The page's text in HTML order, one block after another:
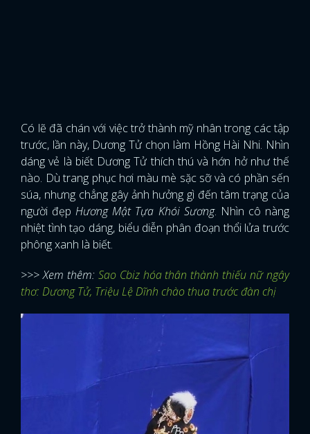
Có lẽ đã chán với việc trở thành mỹ nhân trong các tập
trước, lần này, Dương Tử chọn làm Hồng Hài Nhi. Nhìn
dáng vẻ là biết Dương Tử thích thú và hớn hở như thế
nào. Dù trang phục hơi màu mè sặc sỡ và có phần sến
súa, nhưng chẳng gây ảnh hưởng gì đến tâm trạng của
người đẹpHương Mật Tựa Khói Sương. Nhìn cô nàng
nhiệt tình tạo dáng, biểu diễn phân đoạn thổi lửa trước
phông xanh là biết.
>>> Xem thêm: Sao Cbiz hóa thân thành thiếu nữ ngây
thơ: Dương Tử, Triệu Lệ Dĩnh chào thua trước đàn chị